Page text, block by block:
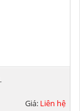
Giá: Liên hệ